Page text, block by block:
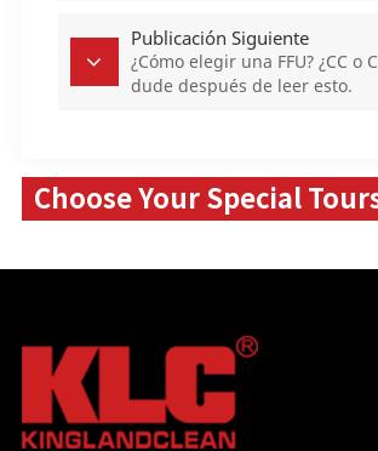
Publicación Siguiente
¿Cómo elegir una FFU? ¿CC o
dude después de leer esto.
Choose Your Special